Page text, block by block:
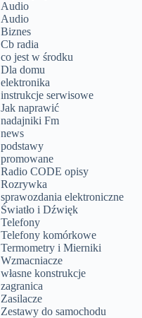
Audio
Audio
Biznes
Cb radia
co jest w środku
Dla domu
elektronika
instrukcje serwisowe
Jak naprawić
nadajniki Fm
news
podstawy
promowane
Radio CODE opisy
Rozrywka
sprawozdania elektroniczne
Światło i Dźwięk
Telefony
Telefony komórkowe
Termometry i Mierniki
Wzmacniacze
własne konstrukcje
zagranica
Zasilacze
Zestawy do samochodu